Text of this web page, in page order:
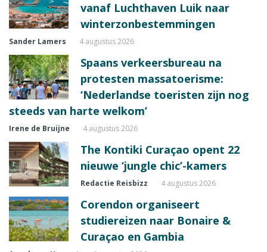
vanaf Luchthaven Luik naar
winterzonbestemmingen
Sander Lamers 4 augustus 2026
Spaans verkeersbureau na
protesten massatoerisme:
‘Nederlandse toeristen zijn nog
steeds van harte welkom’
Irene de Bruijne 4 augustus 2026
The Kontiki Curaçao opent 22
nieuwe ‘jungle chic’-kamers
Redactie Reisbizz 4 augustus 2026
Corendon organiseert
studiereizen naar Bonaire &
Curaçao en Gambia